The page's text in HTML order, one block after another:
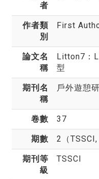
者
作者類
別
First
論文名
稱
Litton7：
型
期刊名
稱
戶外遊憩
卷數 37
期數 2（TSSCI,
期刊等
級
TSSCI